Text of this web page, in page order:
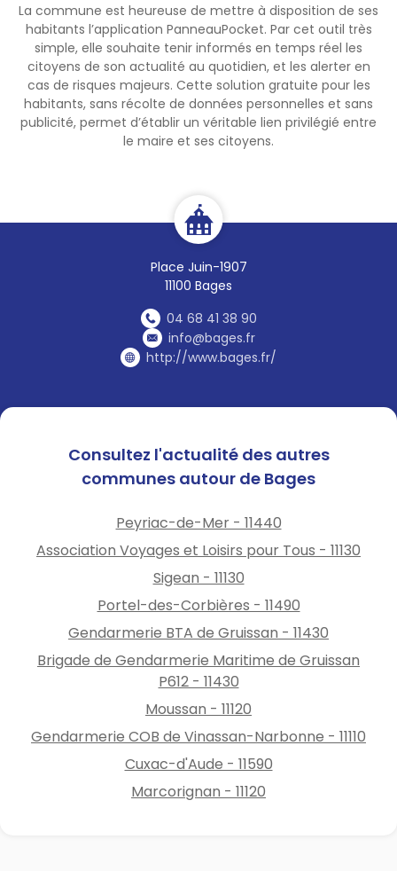
La commune est heureuse de mettre à disposition de ses
habitants l’application PanneauPocket. Par cet outil très
simple, elle souhaite tenir informés en temps réel les
citoyens de son actualité au quotidien, et les alerter en
cas de risques majeurs. Cette solution gratuite pour les
habitants, sans récolte de données personnelles et sans
publicité, permet d’établir un véritable lien privilégié entre
le maire et ses citoyens.
Place Juin-1907
11100 Bages
04 68 41 38 90
info@bages.fr
http://www.bages.fr/
Consultez l'actualité des autres
communes autour de Bages
Peyriac-de-Mer - 11440
Association Voyages et Loisirs pour Tous - 11130
Sigean - 11130
Portel-des-Corbières - 11490
Gendarmerie BTA de Gruissan - 11430
Brigade de Gendarmerie Maritime de Gruissan
P612 - 11430
Moussan - 11120
Gendarmerie COB de Vinassan-Narbonne - 11110
Cuxac-d'Aude - 11590
Marcorignan - 11120